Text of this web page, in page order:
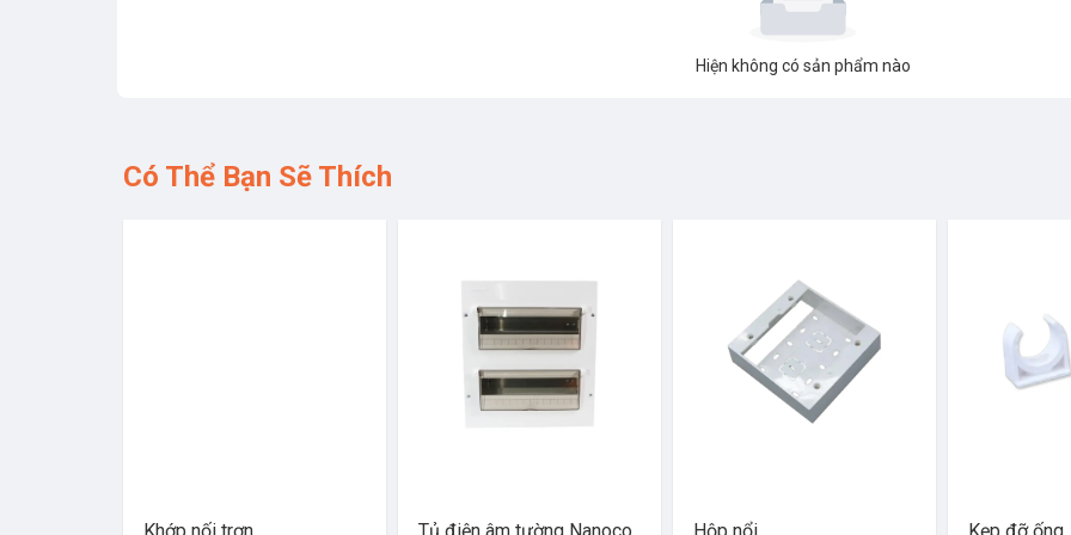
Hiện không có sản phẩm nào
Có Thể Bạn Sẽ Thích
Khớp nối trơn Tủ điện âm tường Nanoco Hộp nổi Kẹp đỡ ống